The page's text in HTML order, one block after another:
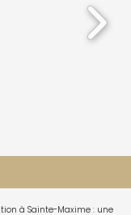
à Sainte-Maxime : une